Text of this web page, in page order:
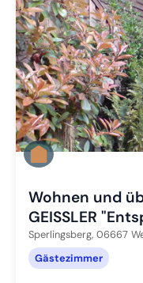
Wohnen und
GEISSLER
Sperlingsberg, 06667
Gästezimmer